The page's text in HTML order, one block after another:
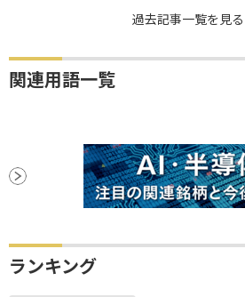
過去記事一覧を見る
関連用語一覧
ランキング